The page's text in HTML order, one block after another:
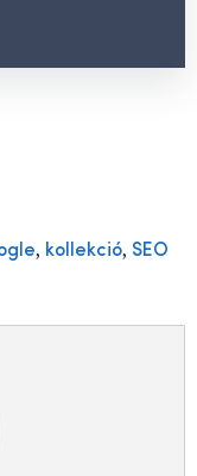
, kollekció, SEO